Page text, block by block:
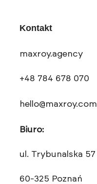
Kontakt
maxroy.agency
+48 784 678 070
hello@maxroy.com
Biuro:
ul. Trybunalska 57
60-325 Poznań